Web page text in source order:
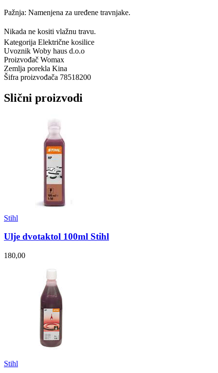
Pažnja: Namenjena za uređene travnjake.
Nikada ne kositi vlažnu travu.
Kategorija Električne kosilice
Uvoznik Woby haus d.o.o
Proizvođač Womax
Zemlja porekla Kina
Šifra proizvođača 78518200
Slični proizvodi
Stihl
Ulje dvotaktol 100ml Stihl
180,00
Stihl